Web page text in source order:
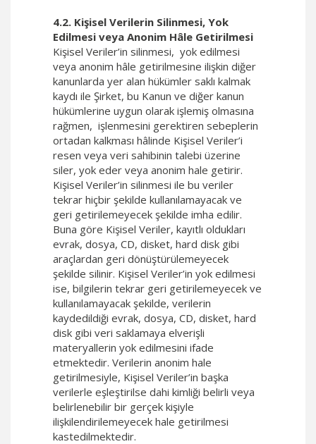
4.2. Kişisel Verilerin Silinmesi, Yok
Edilmesi veya Anonim Hâle Getirilmesi
Kişisel Veriler’in silinmesi, yok edilmesi
veya anonim hâle getirilmesine ilişkin diğer
kanunlarda yer alan hükümler saklı kalmak
kaydı ile Şirket, bu Kanun ve diğer kanun
hükümlerine uygun olarak işlemiş olmasına
rağmen, işlenmesini gerektiren sebeplerin
ortadan kalkması hâlinde Kişisel Veriler’i
resen veya veri sahibinin talebi üzerine
siler, yok eder veya anonim hale getirir.
Kişisel Veriler’in silinmesi ile bu veriler
tekrar hiçbir şekilde kullanılamayacak ve
geri getirilemeyecek şekilde imha edilir.
Buna göre Kişisel Veriler, kayıtlı oldukları
evrak, dosya, CD, disket, hard disk gibi
araçlardan geri dönüştürülemeyecek
şekilde silinir. Kişisel Veriler’in yok edilmesi
ise, bilgilerin tekrar geri getirilemeyecek ve
kullanılamayacak şekilde, verilerin
kaydedildiği evrak, dosya, CD, disket, hard
disk gibi veri saklamaya elverişli
materyallerin yok edilmesini ifade
etmektedir. Verilerin anonim hale
getirilmesiyle, Kişisel Veriler’in başka
verilerle eşleştirilse dahi kimliği belirli veya
belirlenebilir bir gerçek kişiyle
ilişkilendirilemeyecek hale getirilmesi
kastedilmektedir.